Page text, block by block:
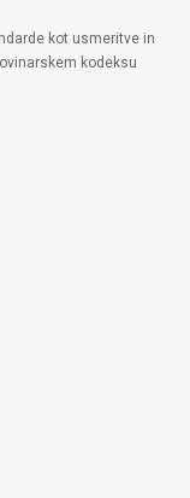
kot usmeritve in
kodeksu